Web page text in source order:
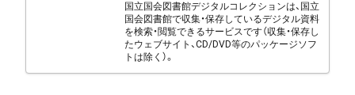
国立国会図書館デジタルコレクションは、国立
国会図書館で収集・保存しているデジタル資料
を検索・閲覧できるサービスです（収集・保存し
たウェブサイト、CD/DVD等のパッケージソフ
トは除く）。